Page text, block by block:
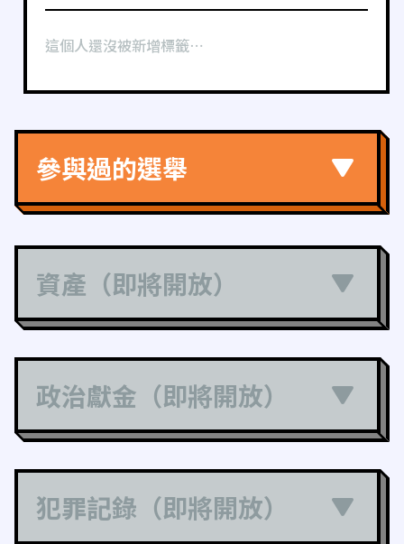
這個人還沒被新增標籤⋯
參與過的選舉
資產（即將開放）
政治獻金（即將開放）
犯罪記錄（即將開放）